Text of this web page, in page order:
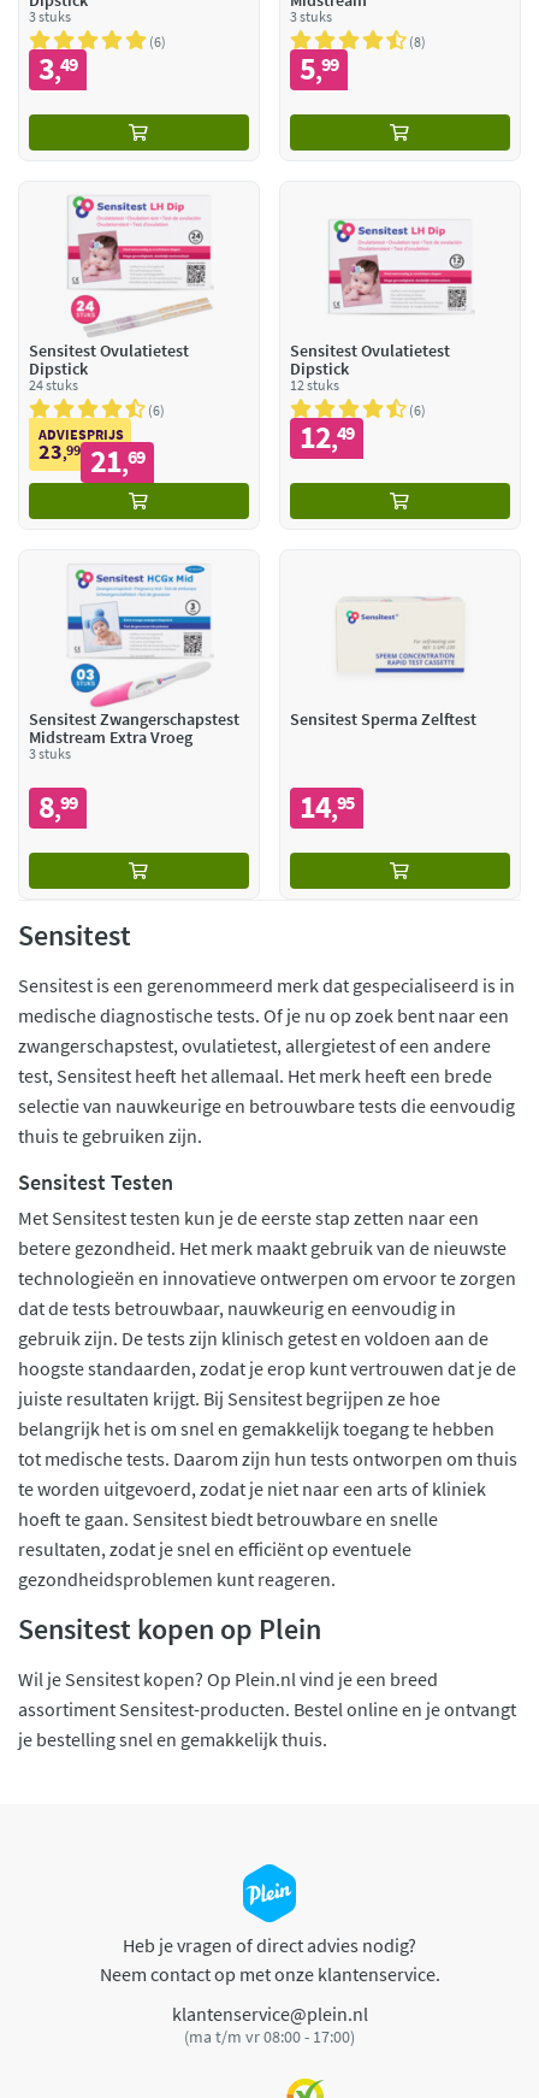
3 stuks
6
3,49
3 stuks
8
5,99
Sensitest Ovulatietest
Dipstick
24 stuks
6
ADVIESPRIJS
23,99 21,69
Sensitest Ovulatietest
Dipstick
12 stuks
6
12,49
Sensitest Zwangerschapstest
Midstream Extra Vroeg
3 stuks
8,99
Sensitest Sperma Zelftest
14,95
Sensitest
Sensitest is een gerenommeerd merk dat gespecialiseerd is in
medische diagnostische tests. Of je nu op zoek bent naar een
zwangerschapstest, ovulatietest, allergietest of een andere
test, Sensitest heeft het allemaal. Het merk heeft een brede
selectie van nauwkeurige en betrouwbare tests die eenvoudig
thuis te gebruiken zijn.
Sensitest Testen
Met Sensitest testen kun je de eerste stap zetten naar een
betere gezondheid. Het merk maakt gebruik van de nieuwste
technologieën en innovatieve ontwerpen om ervoor te zorgen
dat de tests betrouwbaar, nauwkeurig en eenvoudig in
gebruik zijn. De tests zijn klinisch getest en voldoen aan de
hoogste standaarden, zodat je erop kunt vertrouwen dat je de
juiste resultaten krijgt. Bij Sensitest begrijpen ze hoe
belangrijk het is om snel en gemakkelijk toegang te hebben
tot medische tests. Daarom zijn hun tests ontworpen om thuis
te worden uitgevoerd, zodat je niet naar een arts of kliniek
hoeft te gaan. Sensitest biedt betrouwbare en snelle
resultaten, zodat je snel en efficiënt op eventuele
gezondheidsproblemen kunt reageren.
Sensitest kopen op Plein
Wil je Sensitest kopen? Op Plein.nl vind je een breed
assortiment Sensitest-producten. Bestel online en je ontvangt
je bestelling snel en gemakkelijk thuis.
Heb je vragen of direct advies nodig?
Neem contact op met onze klantenservice.
klantenservice@plein.nl
(ma t/m vr 08:00 - 17:00)